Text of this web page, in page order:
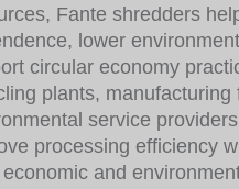
Fante shredders
lower
circular economy
plants, manufacturing
service
processing efficiency
and